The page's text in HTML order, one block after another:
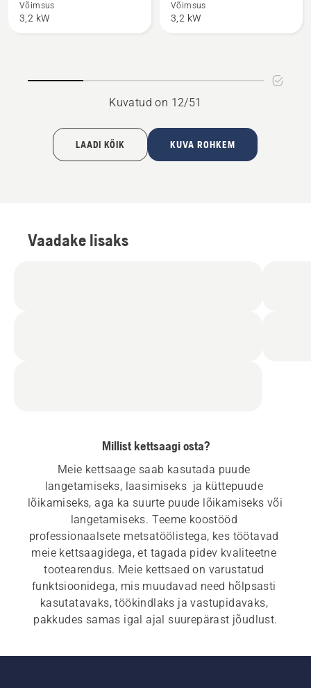
550i
XP®
Võimsus
3,2 kW
550i
XP®
Võimsus
3,2 kW
Kuvatud on 12/51
LAADI KÕIK KUVA ROHKEM
Vaadake lisaks
Millist kettsaagi osta?
Meie kettsaage saab kasutada puude
langetamiseks, laasimiseks  ja küttepuude
lõikamiseks, aga ka suurte puude lõikamiseks või
langetamiseks. Teeme koostööd
professionaalsete metsatöölistega, kes töötavad
meie kettsaagidega, et tagada pidev kvaliteetne
tootearendus. Meie kettsaed on varustatud
funktsioonidega, mis muudavad need hõlpsasti
kasutatavaks, töökindlaks ja vastupidavaks,
pakkudes samas igal ajal suurepärast jõudlust.